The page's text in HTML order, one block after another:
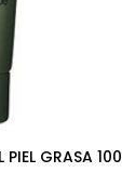
PIEL GRASA 100